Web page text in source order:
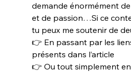
demande énormément
et de passion…Si ce
tu peux me soutenir de
👉 En passant par les
présents dans l’article
👉 Ou tout simplement en